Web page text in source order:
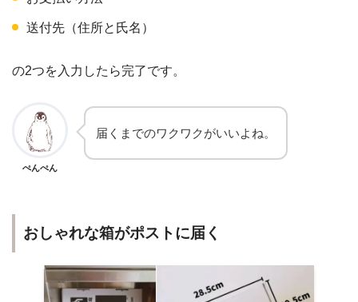
送付先（住所と氏名）
の2つを入力したら完了です。
ぺんぺん
届くまでのワクワクがいいよね。
おしゃれな箱がポストに届く